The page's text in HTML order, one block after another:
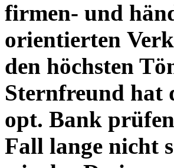
firmen- und
orientierten
den höchsten
Sternfreund hat
opt. Bank
Fall lange nicht